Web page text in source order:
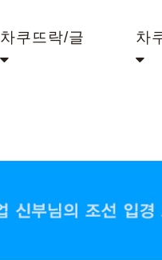
차쿠뜨락/글 차